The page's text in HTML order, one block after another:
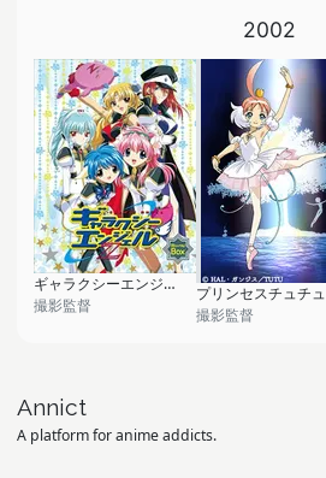
2002
ギャラクシーエンジェルZ
撮影監督
プリンセスチュチュ
撮影監督
Annict
A platform for anime addicts.